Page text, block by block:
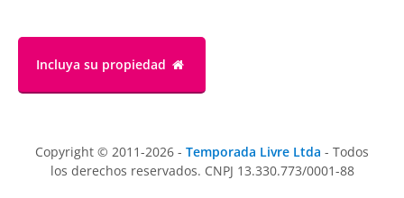
Incluya su propiedad
Copyright © 2011-2026 - Temporada Livre Ltda - Todos
los derechos reservados. CNPJ 13.330.773/0001-88